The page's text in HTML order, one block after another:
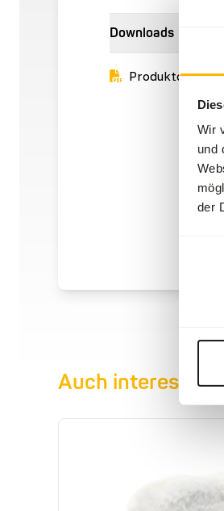
Wir
und
der
Downloads
Auch interessant